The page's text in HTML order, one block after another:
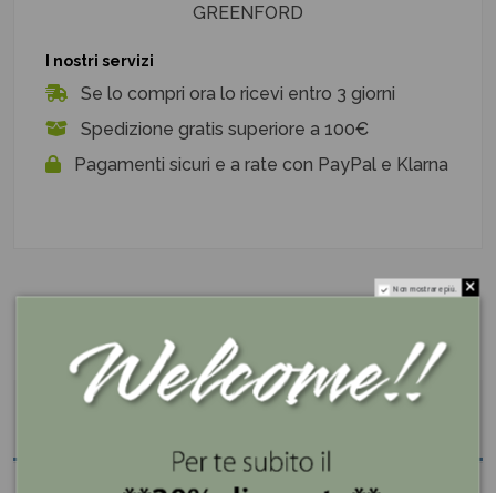
GREENFORD
I nostri servizi
Se lo compri ora lo ricevi entro 3 giorni
Spedizione gratis superiore a 100€
Pagamenti sicuri e a rate con PayPal e Klarna
Non mostrare più.